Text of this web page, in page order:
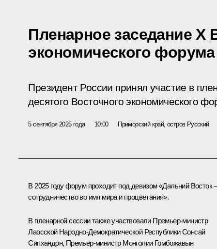
Пленарное заседание X
экономического форума
Президент России принял участие в
десятого Восточного экономического
5 сентября 2025 года 10:00 Приморский край, остров Русский
В 2025 году форум проходит под девизом «Дальний Восток –
сотрудничество во имя мира и процветания».
В пленарной сессии также участвовали Премьер-министр
Лаосской Народно-Демократической Республики Сонсай
Сипхандон, Премьер-министр Монголии Гомбожавын